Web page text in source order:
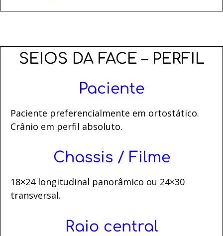
SEIOS DA FACE – PERFIL
Paciente
Paciente preferencialmente em ortostático.
Crânio em perfil absoluto.
Chassis / Filme
18×24 longitudinal panorâmico ou 24×30
transversal.
Raio central